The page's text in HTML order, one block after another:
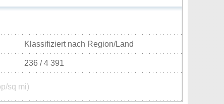
Klassifiziert nach Region/Land
236 / 4 391
sq mi)